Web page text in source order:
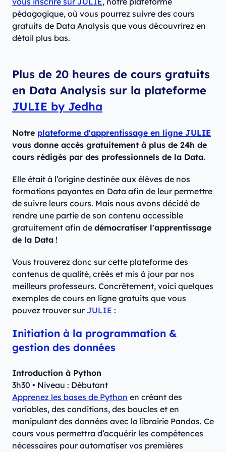
pédagogique, où vous pourrez suivre des cours
gratuits de Data Analysis que vous découvrirez en
détail plus bas.
Plus de 20 heures de cours gratuits
en Data Analysis sur la plateforme
JULIE by Jedha
Notre plateforme d'apprentissage en ligne JULIE
vous donne accès gratuitement à plus de 24h de
cours rédigés par des professionnels de la Data.
Elle était à l’origine destinée aux élèves de nos
formations payantes en Data afin de leur permettre
de suivre leurs cours. Mais nous avons décidé de
rendre une partie de son contenu accessible
gratuitement afin de démocratiser l'apprentissage
de la Data !
Vous trouverez donc sur cette plateforme des
contenus de qualité, créés et mis à jour par nos
meilleurs professeurs. Concrètement, voici quelques
exemples de cours en ligne gratuits que vous
pouvez trouver sur JULIE :
Initiation à la programmation &
gestion des données
Introduction à Python
3h30 • Niveau : Débutant
Apprenez les bases de Python en créant des
variables, des conditions, des boucles et en
manipulant des données avec la librairie Pandas. Ce
cours vous permettra d’acquérir les compétences
nécessaires pour automatiser vos premières